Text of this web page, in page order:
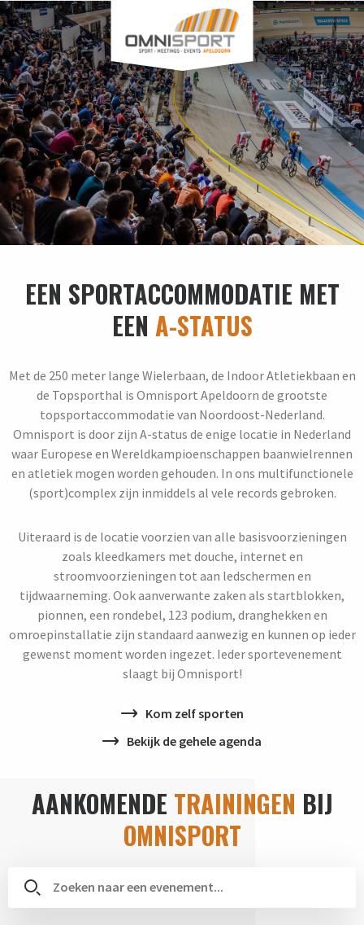
EEN SPORTACCOMMODATIE MET
EEN A-STATUS
Met de 250 meter lange Wielerbaan, de Indoor Atletiekbaan en
de Topsporthal is Omnisport Apeldoorn de grootste
topsportaccommodatie van Noordoost-Nederland.
Omnisport is door zijn A-status de enige locatie in Nederland
waar Europese en Wereldkampioenschappen baanwielrennen
en atletiek mogen worden gehouden. In ons multifunctionele
(sport)complex zijn inmiddels al vele records gebroken.
Uiteraard is de locatie voorzien van alle basisvoorzieningen
zoals kleedkamers met douche, internet en
stroomvoorzieningen tot aan ledschermen en
tijdwaarneming. Ook aanverwante zaken als startblokken,
pionnen, een rondebel, 123 podium, dranghekken en
omroepinstallatie zijn standaard aanwezig en kunnen op ieder
gewenst moment worden ingezet. Ieder sportevenement
slaagt bij Omnisport!
Kom zelf sporten
Bekijk de gehele agenda
AANKOMENDE TRAININGEN BIJ
OMNISPORT